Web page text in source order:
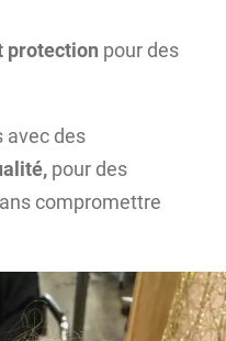
protection pour des
avec des
pour des
compromettre